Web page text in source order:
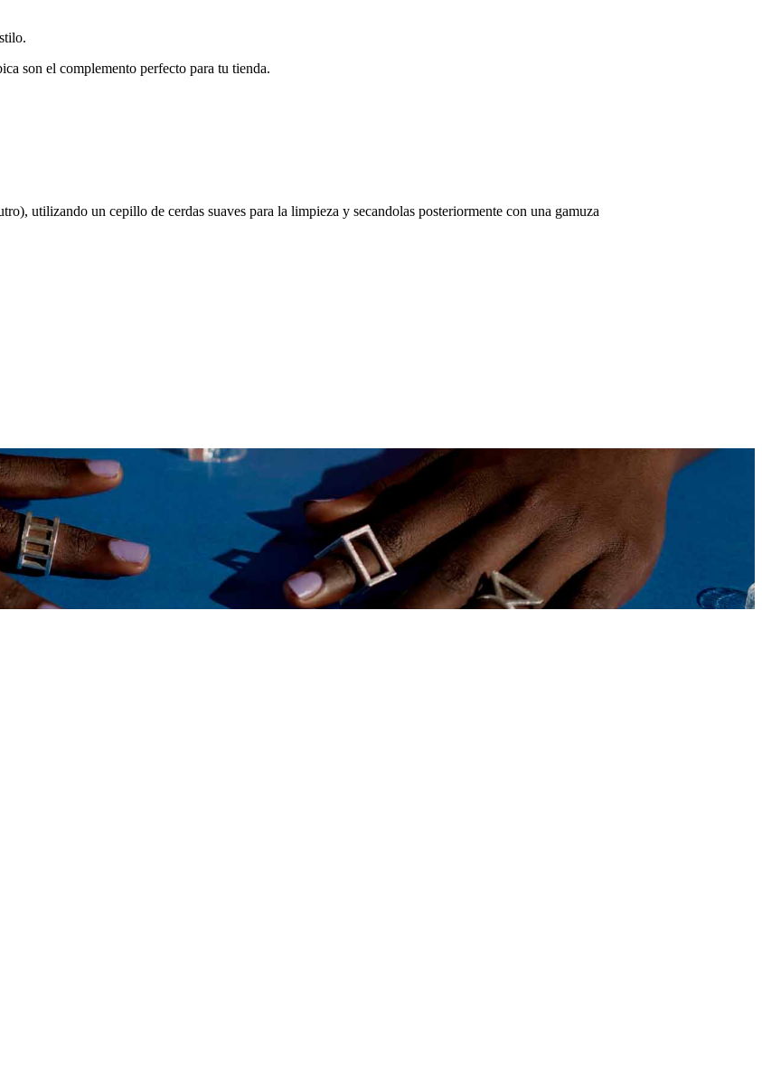
son el complemento perfecto para tu tienda.
utilizando un cepillo de cerdas suaves para la limpieza y secandolas posteriormente con una gamuza